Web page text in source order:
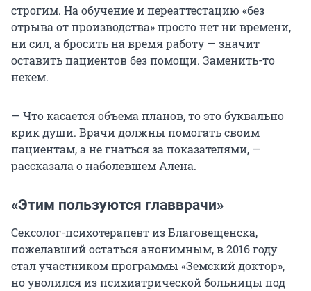
строгим. На обучение и переаттестацию «без
отрыва от производства» просто нет ни времени,
ни сил, а бросить на время работу — значит
оставить пациентов без помощи. Заменить-то
некем.
— Что касается объема планов, то это буквально
крик души. Врачи должны помогать своим
пациентам, а не гнаться за показателями, —
рассказала о наболевшем Алена.
«Этим пользуются главврачи»
Сексолог-психотерапевт из Благовещенска,
пожелавший остаться анонимным, в 2016 году
стал участником программы «Земский доктор»,
но уволился из психиатрической больницы под